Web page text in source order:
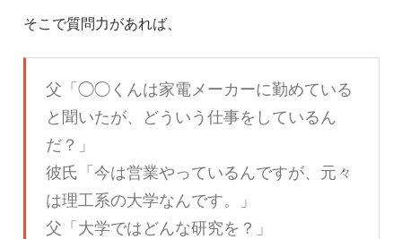
そこで質問力があれば、
父「◯◯くんは家電メーカーに勤めている
と聞いたが、どういう仕事をしているん
だ？」
彼氏「今は営業やっているんですが、元々
は理工系の大学なんです。」
父「大学ではどんな研究を？」